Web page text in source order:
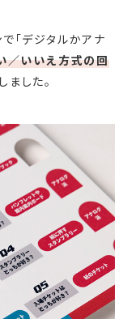
「デジタルかアナ
／いいえ方式の回
しました。